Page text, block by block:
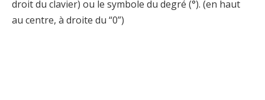
droit du clavier) ou le symbole du degré (°). (en haut
au centre, à droite du “0”)